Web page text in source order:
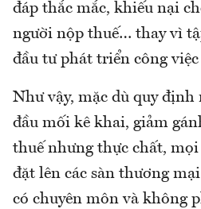
đáp thắc mắc, khiếu nại
người nộp thuế… thay vì
đầu tư phát triển công
Như vậy, mặc dù quy định
đầu mối kê khai, giảm
thuế nhưng thực chất, mọi
đặt lên các sàn thương
có chuyên môn và không